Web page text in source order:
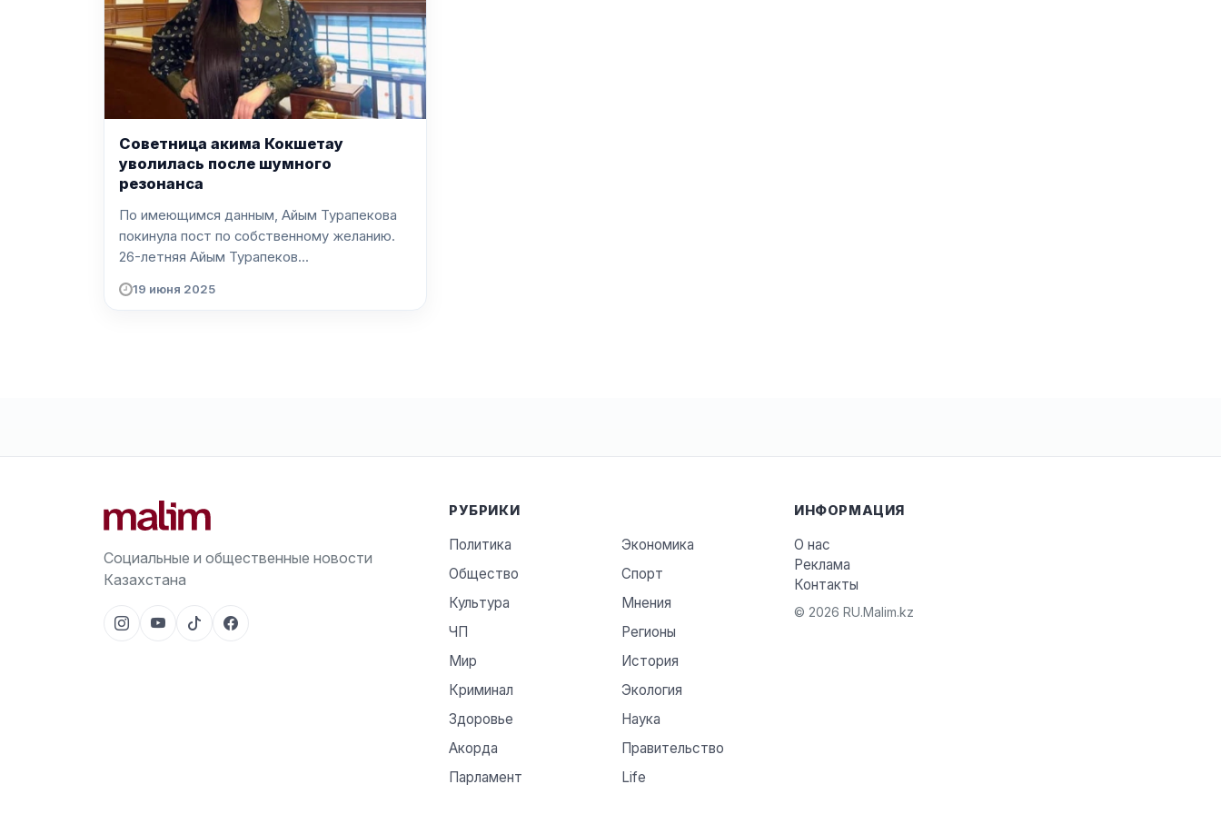
Советница акима Кокшетау
уволилась после шумного
резонанса
По имеющимся данным, Айым Турапекова
покинула пост по собственному желанию.
26-летняя Айым Турапеков...
19 июня 2025
Социальные и общественные новости
Казахстана
РУБРИКИ
Политика
Экономика
Общество
Спорт
Культура
Мнения
ЧП
Регионы
Мир
История
Криминал
Экология
Здоровье
Наука
Акорда
Правительство
Парламент
Life
ИНФОРМАЦИЯ
О нас
Реклама
Контакты
© 2026 RU.Malim.kz